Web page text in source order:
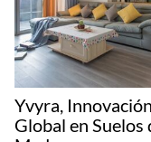
Yvyra, Innovación
Global en Suelos